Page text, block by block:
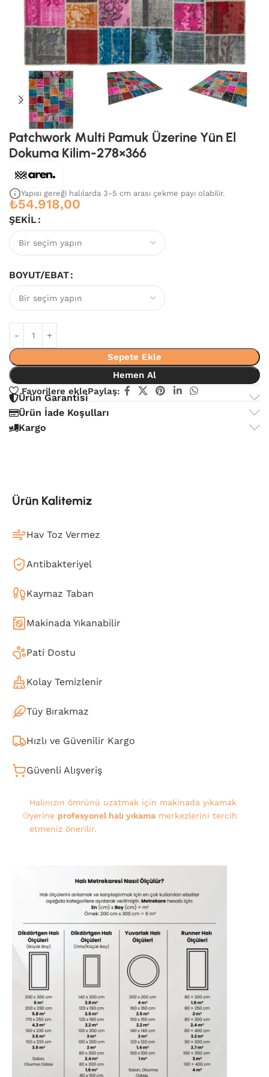
Patchwork Multi Pamuk Üzerine Yün El
Dokuma Kilim-278×366
Yapısı gereği halılarda 3-5 cm arası çekme payı olabilir.
₺54.918,00
ŞEKIL
BOYUT/EBAT
Sepete Ekle
Hemen Al
Favorilere eklePaylaş:
Ürün Garantisi
Ürün İade Koşulları
Kargo
Ürün Kalitemiz
Hav Toz Vermez
Antibakteriyel
Kaymaz Taban
Makinada Yıkanabilir
Pati Dostu
Kolay Temizlenir
Tüy Bırakmaz
Hızlı ve Güvenilir Kargo
Güvenli Alışveriş
Halınızın ömrünü uzatmak için makinada yıkamak
yerine profesyonel halı yıkamamerkezlerini tercih
etmeniz önerilir.